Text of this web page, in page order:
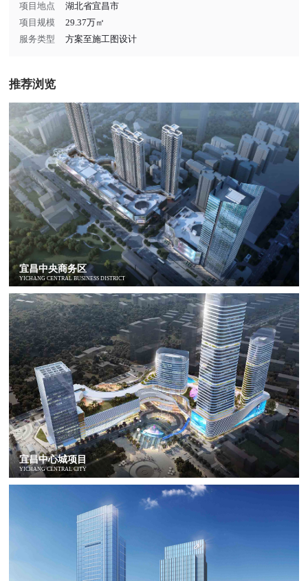
项目地点
湖北省宜昌市
项目规模
29.37万㎡
服务类型
方案至施工图设计
推荐浏览
宜昌中央商务区
YICHANG CENTRAL BUSINESS DISTRICT
宜昌中心城项目
YICHANG CENTRAL CITY